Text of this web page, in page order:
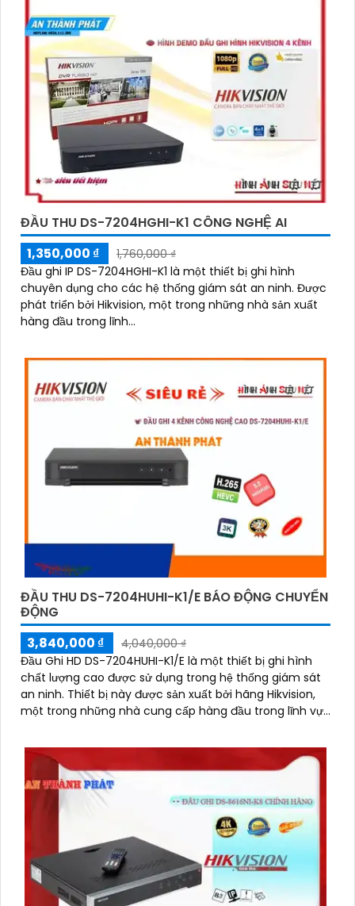
những thương hiệu hàng đầu thế giới về giải pháp an
ninh video. Với các tính năng và công nghệ tiên tiến,
camera Hikvision không chỉ
chắc chắnchất lượng
hình ảnh sắc nét mà còn đem đến sự tin cậy và an
toàn cho dự án của quý vị.
Nếu quý vị quan tâm đến việc lắp đặt camera
Hikvision giá rẻ và chuyên nghiệp cho dự án của
mình, chúng tôi luôn sẵn lòng hỗ trợ và tư vấn cho
ĐẦU THU DS-7204HGHI-K1 CÔNG NGHỆ AI
1,350,000 ₫
1,760,000 ₫
Đầu ghi IP DS-7204HGHI-K1 là một thiết bị ghi hình
chuyên dụng cho các hệ thống giám sát an ninh. Được
phát triển bởi Hikvision, một trong những nhà sản xuất
hàng đầu trong lĩnh...
ĐẦU THU DS-7204HUHI-K1/E BÁO ĐỘNG CHUYỂN
ĐỘNG
3,840,000 ₫
4,040,000 ₫
Đầu Ghi HD DS-7204HUHI-K1/E là một thiết bị ghi hình
chất lượng cao được sử dụng trong hệ thống giám sát
an ninh. Thiết bị này được sản xuất bởi hãng Hikvision,
một trong những nhà cung cấp hàng đầu trong lĩnh vực